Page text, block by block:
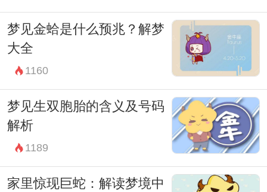
我们可以更好地认识和理解自己，指导现实
生活中的决策和行为。
梦见金蛤是什么预兆？解梦
大全
1160
梦见生双胞胎的含义及号码
解析
1189
家里惊现巨蛇：解读梦境中